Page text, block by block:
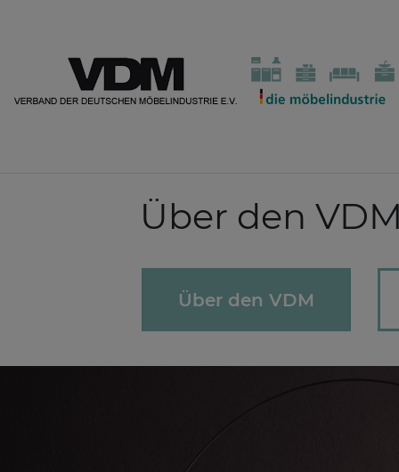
Über den VDM
Über den VDM